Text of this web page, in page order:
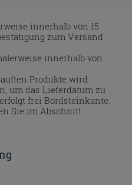
innerhalb von 15
zum Versand
innerhalb von
Produkte wird
um das Lieferdatum zu
frei Bordsteinkante.
Sie im Abschnitt